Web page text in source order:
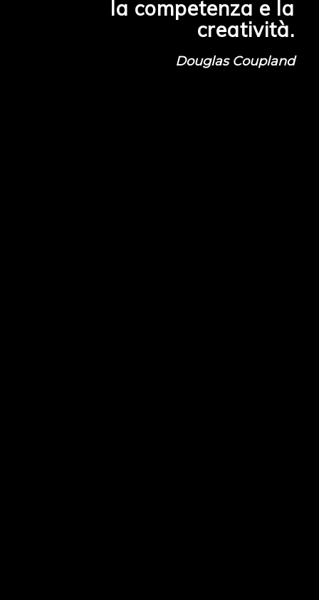
la competenza e la
creatività.
Douglas Coupland